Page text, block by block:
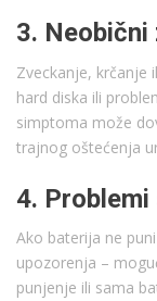
3.
Zveckanje, krčanje
hard diska ili
simptoma može
trajnog oštećenja
4.
Ako baterija ne
upozorenja –
punjenje ili sama